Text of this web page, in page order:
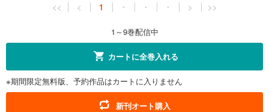
<< < 1 ・ ・ ・ > >>
1～9巻配信中
カートに全巻入れる
※期間限定無料版、予約作品はカートに入りません
新刊オート購入